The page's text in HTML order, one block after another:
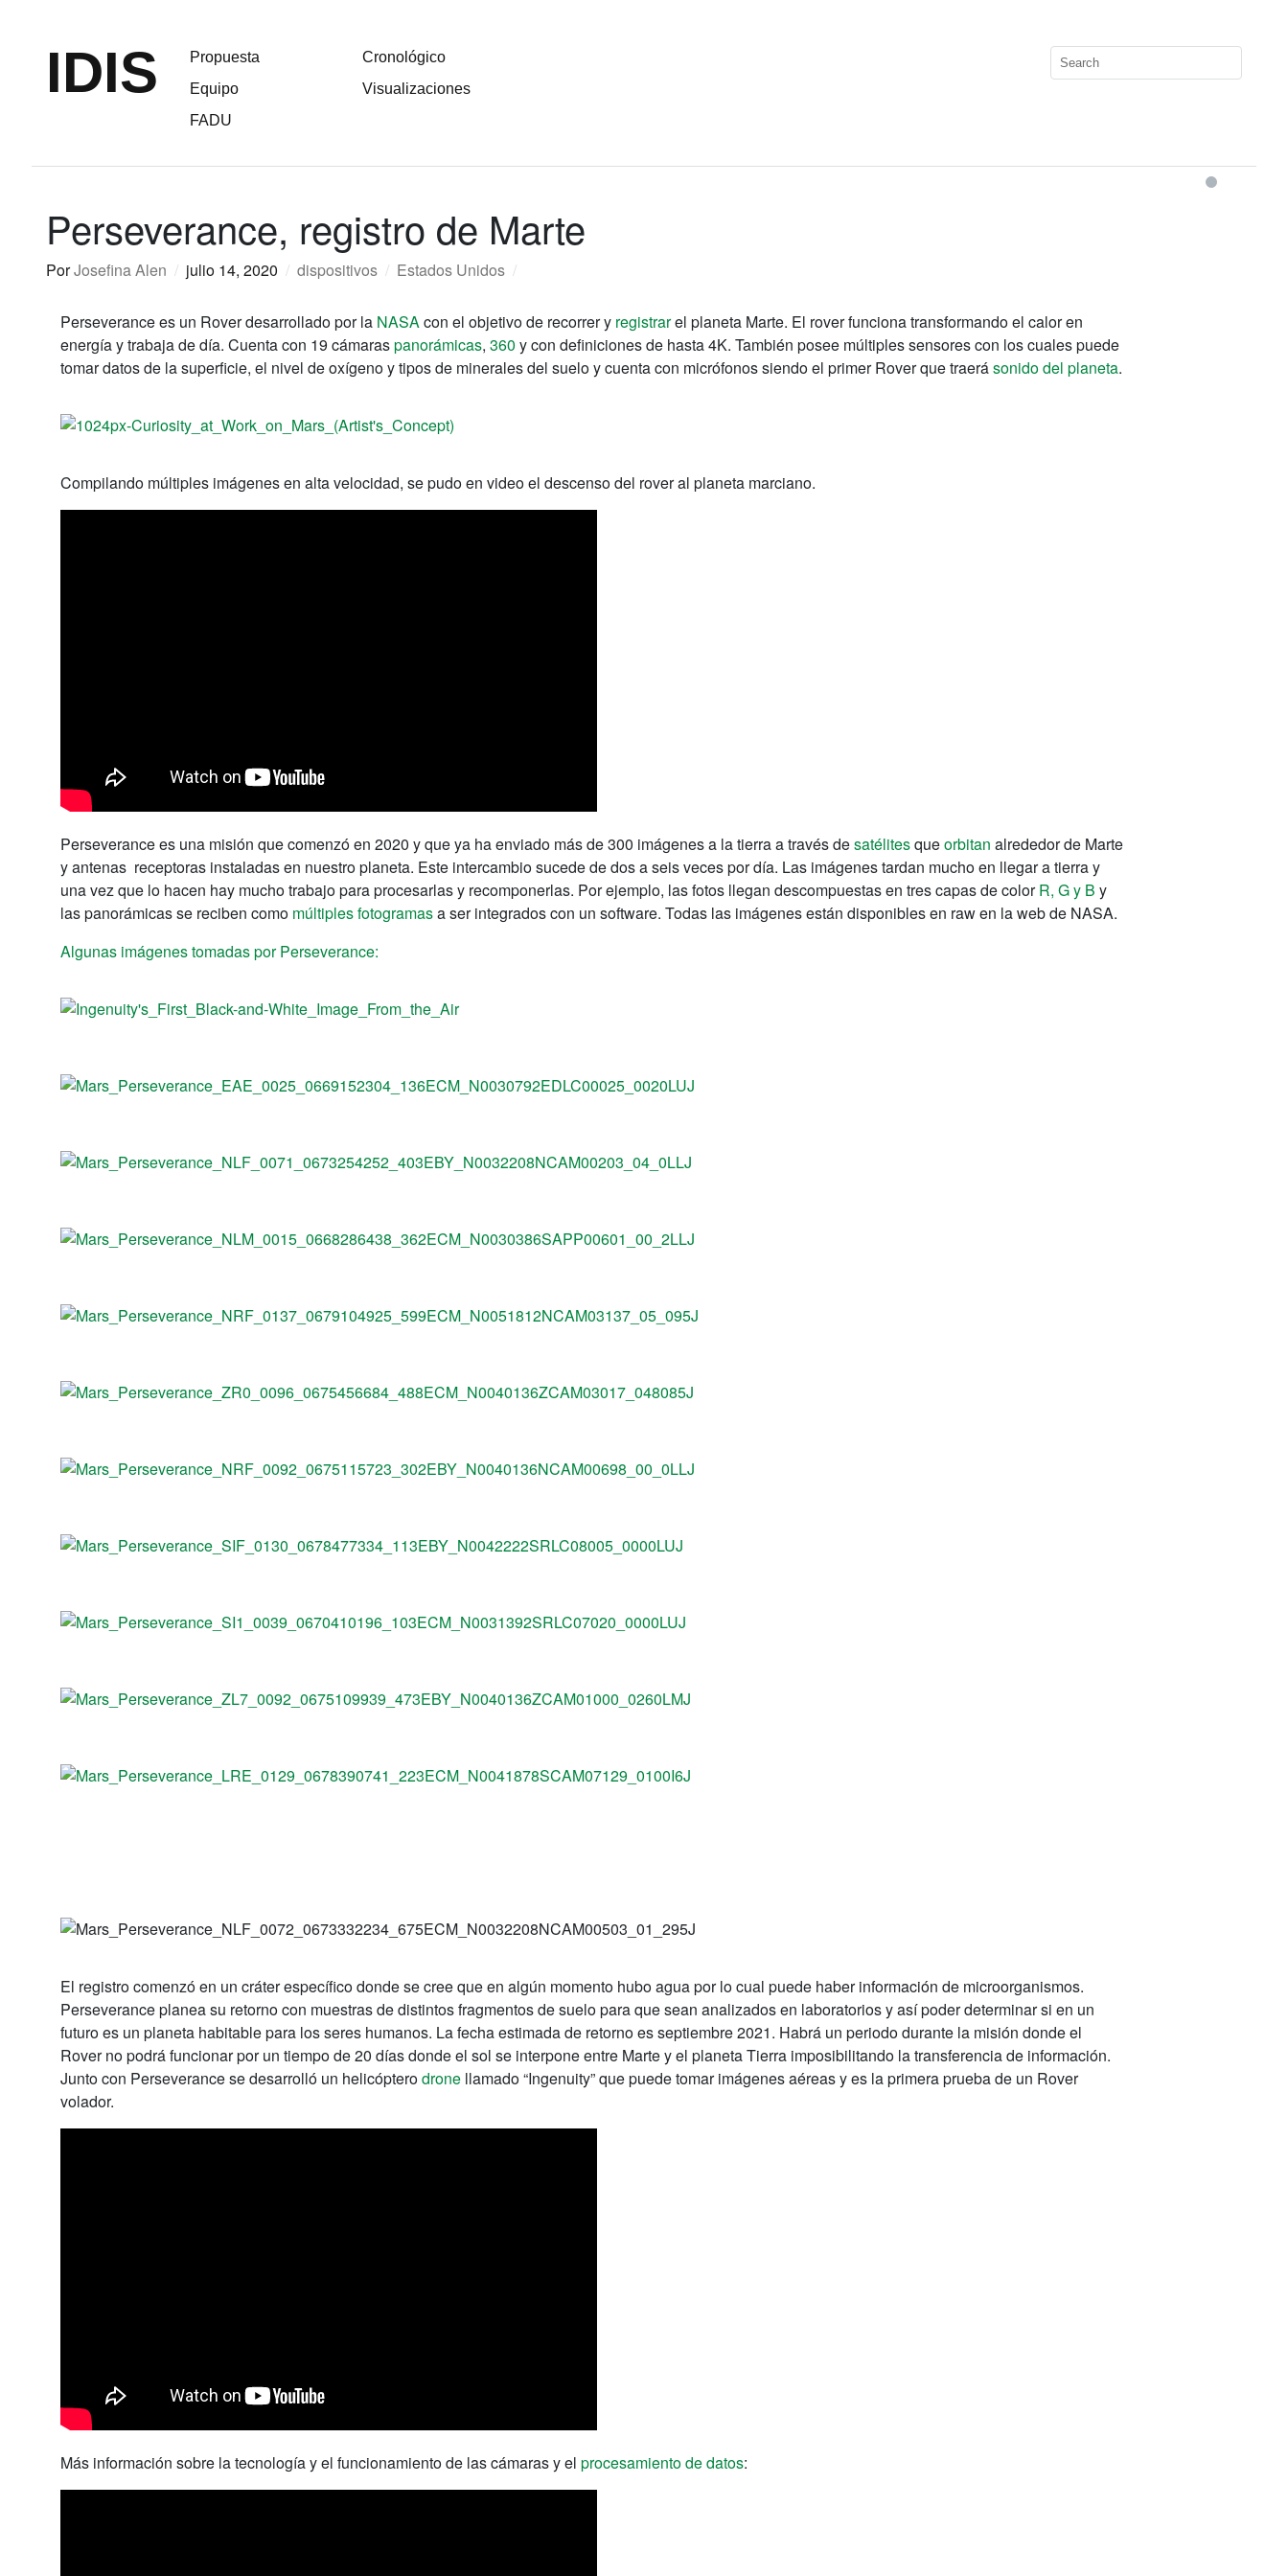
IDIS
Propuesta
Equipo
FADU
Cronológico
Visualizaciones
Perseverance, registro de Marte
PorJosefina Alen / julio 14, 2020 / dispositivos / Estados Unidos /
Perseverance es un Rover desarrollado por la NASAcon el objetivo de recorrer y registrarel planeta Marte. El rover funciona transformando el calor en
energía y trabaja de día. Cuenta con 19 cámaraspanorámicas, 360 y con definiciones de hasta 4K. También posee múltiples sensores con los cuales puede
tomar datos de la superficie, el nivel de oxígeno y tipos de minerales del suelo y cuenta con micrófonos siendo el primer Rover que traerásonido del planeta.
Compilando múltiples imágenes en alta velocidad, se pudo en video el descenso del rover al planeta marciano.
Perseverance es una misión que comenzó en 2020 y que ya ha enviado más de 300 imágenes a la tierra a través desatélitesqueorbitan alrededor de Marte
y antenas receptoras instaladas en nuestro planeta. Este intercambio sucede de dos a seis veces por día. Las imágenes tardan mucho en llegar a tierra y
una vez que lo hacen hay mucho trabajo para procesarlas y recomponerlas. Por ejemplo, las fotos llegan descompuestas en tres capas de colorR, G y B y
las panorámicas se reciben como múltiples fotogramasa ser integrados con un software. Todas las imágenes están disponibles en raw en la web de NASA.
Algunas imágenes tomadas por Perseverance:
El registro comenzó en un cráter específico donde se cree que en algún momento hubo agua por lo cual puede haber información de microorganismos.
Perseverance planea su retorno con muestras de distintos fragmentos de suelo para que sean analizados en laboratorios y así poder determinar si en un
futuro es un planeta habitable para los seres humanos. La fecha estimada de retorno es septiembre 2021. Habrá un periodo durante la misión donde el
Rover no podrá funcionar por un tiempo de 20 días donde el sol se interpone entre Marte y el planeta Tierra imposibilitando la transferencia de información.
Junto con Perseverance se desarrolló un helicópterodrone llamado “Ingenuity” que puede tomar imágenes aéreas y es la primera prueba de un Rover
volador.
Más información sobre la tecnología y el funcionamiento de las cámaras y el procesamiento de datos: